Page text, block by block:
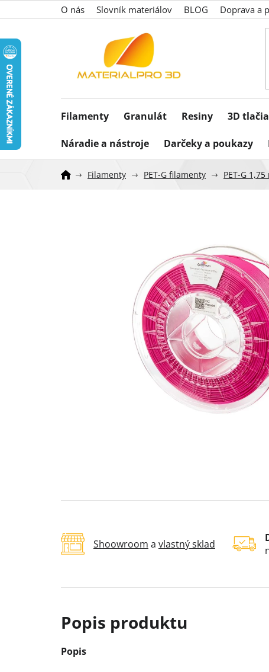
na
O nás Slovník materiálov BLOG Doprava a
Filamenty Granulát Resiny 3D
Náradie a nástroje Darčeky a poukazy
Filamenty PET-G filamenty PET-G 1,75
Shoowroom a vlastný sklad
Popis